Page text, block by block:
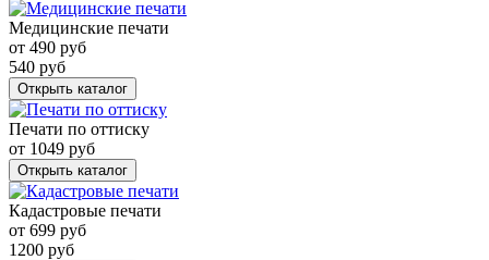
Медицинские печати
от 490 руб
540 руб
Открыть каталог
Печати по оттиску
от 1049 руб
Открыть каталог
Кадастровые печати
от 699 руб
1200 руб